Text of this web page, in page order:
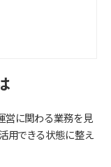
営に関わる業務を見
用できる状態に整え